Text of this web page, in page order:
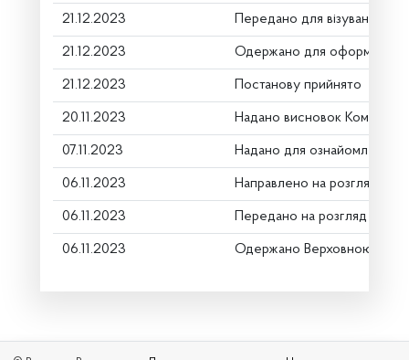
21.12.2023 Передано для візування в
21.12.2023 Одержано для оформлення
21.12.2023 Постанову прийнято
20.11.2023 Надано висновок Комітету
07.11.2023 Надано для ознайомлення
06.11.2023 Направлено на розгляд
06.11.2023 Передано на розгляд
06.11.2023 Одержано Верховною